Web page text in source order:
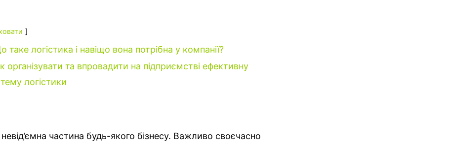
таке логістика і навіщо вона потрібна у компанії?
організувати та впровадити на підприємстві ефективну
логістики
невід’ємна частина будь-якого бізнесу. Важливо своєчасно